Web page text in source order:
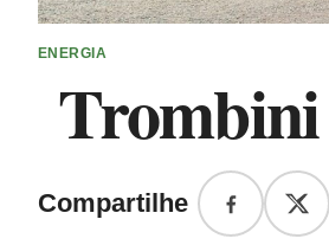
ENERGIA
Trombini
Compartilhe